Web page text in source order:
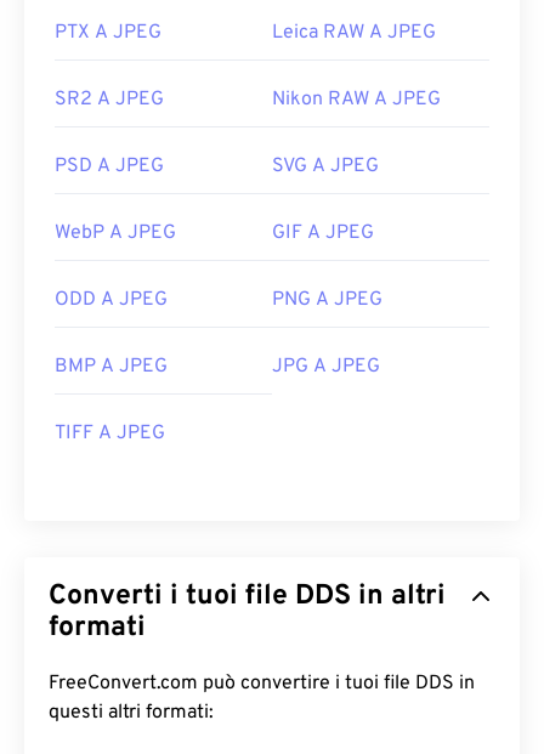
PTX A JPEG Leica RAW A JPEG
SR2 A JPEG Nikon RAW A JPEG
PSD A JPEG SVG A JPEG
WebP A JPEG GIF A JPEG
ODD A JPEG PNG A JPEG
BMP A JPEG JPG A JPEG
TIFF A JPEG
Converti i tuoi file DDS in altri
formati
FreeConvert.com può convertire i tuoi file DDS in
questi altri formati: